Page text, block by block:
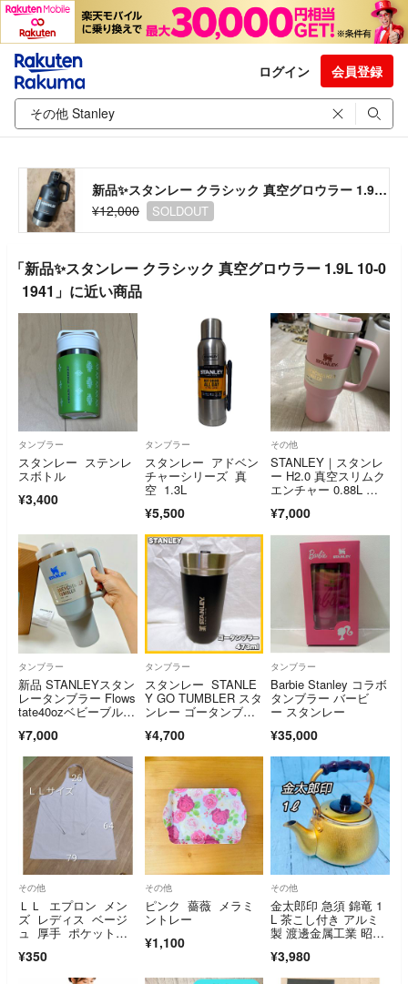
ログイン 会員登録
新品✨スタンレー クラシック 真空グロウラー 1.9L 10-01941
¥12,000
SOLDOUT
「新品✨スタンレー クラシック 真空グロウラー 1.9L 10-0
1941」に近い商品
タンブラー
スタンレー ステンレ
スボトル
¥3,400
タンブラー
スタンレー アドベン
チャーシリーズ 真
空 1.3L
¥5,500
その他
STANLEY｜スタンレ
ー H2.0 真空スリムク
エンチャー 0.88L ロ
¥7,000
タンブラー
新品 STANLEYスタン
レータンブラー Flows
tate40ozベビーブルー
¥7,000
タンブラー
スタンレー STANLE
Y GO TUMBLER スタ
ンレー ゴータンブラ
¥4,700
タンブラー
Barbie Stanley コラボ
タンブラー バービ
ー スタンレー
¥35,000
その他
ＬＬ エプロン メン
ズ レディス ベージ
ュ 厚手 ポケット付
¥350
その他
ピンク 薔薇 メラミ
ントレー
¥1,100
その他
金太郎印 急須 錦竜 1
L 茶こし付き アルミ
製 渡邊金属工業 昭和
¥3,980